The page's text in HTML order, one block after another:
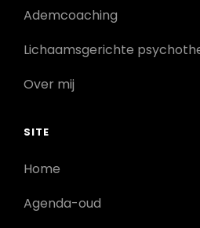
Ademcoaching
Lichaamsgerichte
Over mij
SITE
Home
Agenda-oud